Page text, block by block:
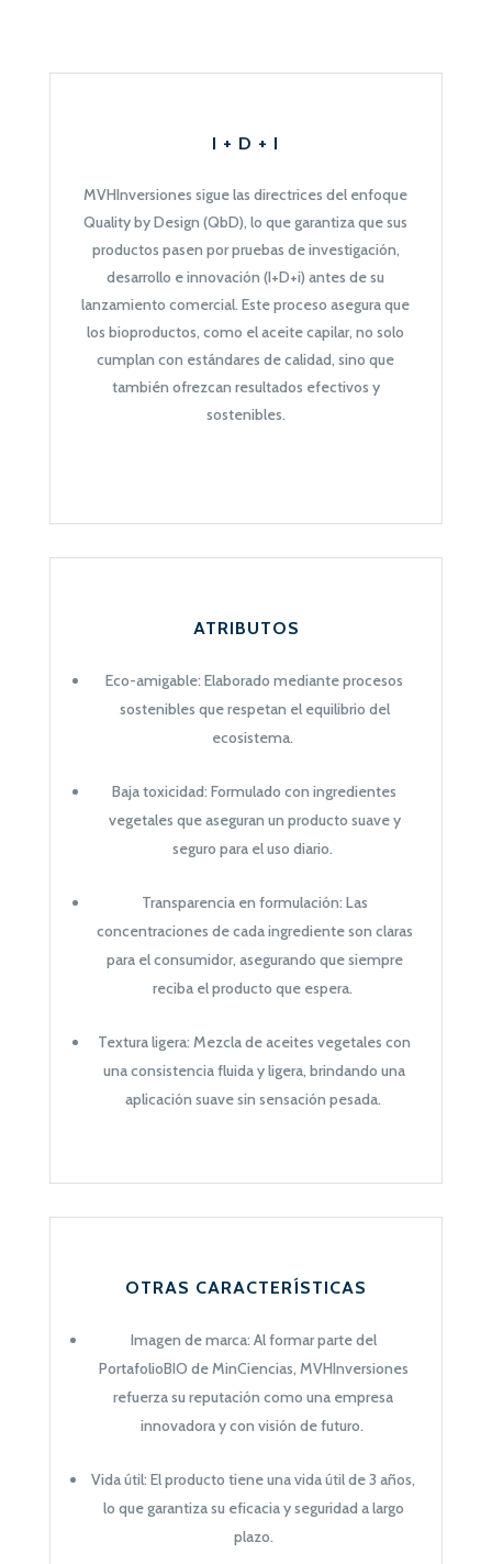
I + D + I
MVHInversiones sigue las directrices del enfoque
Quality by Design (QbD), lo que garantiza que sus
productos pasen por pruebas de investigación,
desarrollo e innovación (I+D+i) antes de su
lanzamiento comercial. Este proceso asegura que
los bioproductos, como el aceite capilar, no solo
cumplan con estándares de calidad, sino que
también ofrezcan resultados efectivos y
sostenibles.
ATRIBUTOS
Eco-amigable: Elaborado mediante procesos
sostenibles que respetan el equilibrio del
ecosistema.
Baja toxicidad: Formulado con ingredientes
vegetales que aseguran un producto suave y
seguro para el uso diario.
Transparencia en formulación: Las
concentraciones de cada ingrediente son claras
para el consumidor, asegurando que siempre
reciba el producto que espera.
Textura ligera: Mezcla de aceites vegetales con
una consistencia fluida y ligera, brindando una
aplicación suave sin sensación pesada.
OTRAS CARACTERÍSTICAS
Imagen de marca: Al formar parte del
PortafolioBIO de MinCiencias, MVHInversiones
refuerza su reputación como una empresa
innovadora y con visión de futuro.
Vida útil: El producto tiene una vida útil de 3 años,
lo que garantiza su eficacia y seguridad a largo
plazo.